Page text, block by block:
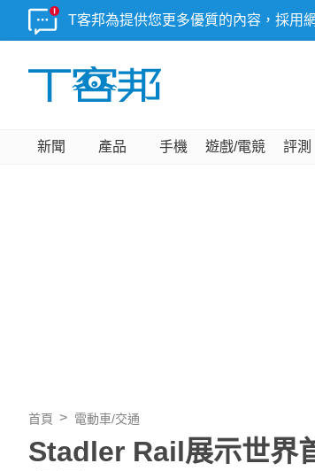
T客邦為提供您更多優質的內容，採用
新聞 產品 手機 遊戲/電競 評測
首頁 電動車/交通
Stadler Rail展示世界